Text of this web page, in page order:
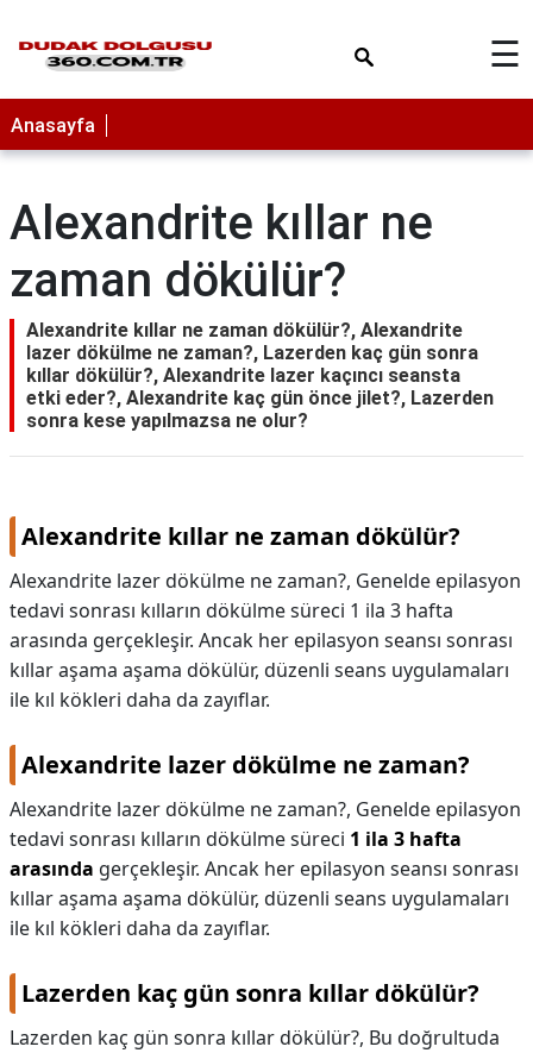
☰
Anasayfa
Alexandrite kıllar ne
zaman dökülür?
Alexandrite kıllar ne zaman dökülür?, Alexandrite
lazer dökülme ne zaman?, Lazerden kaç gün sonra
kıllar dökülür?, Alexandrite lazer kaçıncı seansta
etki eder?, Alexandrite kaç gün önce jilet?, Lazerden
sonra kese yapılmazsa ne olur?
Alexandrite kıllar ne zaman dökülür?
Alexandrite lazer dökülme ne zaman?, Genelde epilasyon
tedavi sonrası kılların dökülme süreci 1 ila 3 hafta
arasında gerçekleşir. Ancak her epilasyon seansı sonrası
kıllar aşama aşama dökülür, düzenli seans uygulamaları
ile kıl kökleri daha da zayıflar.
Alexandrite lazer dökülme ne zaman?
Alexandrite lazer dökülme ne zaman?, Genelde epilasyon
tedavi sonrası kılların dökülme süreci 1 ila 3 hafta
arasında gerçekleşir. Ancak her epilasyon seansı sonrası
kıllar aşama aşama dökülür, düzenli seans uygulamaları
ile kıl kökleri daha da zayıflar.
Lazerden kaç gün sonra kıllar dökülür?
Lazerden kaç gün sonra kıllar dökülür?, Bu doğrultuda